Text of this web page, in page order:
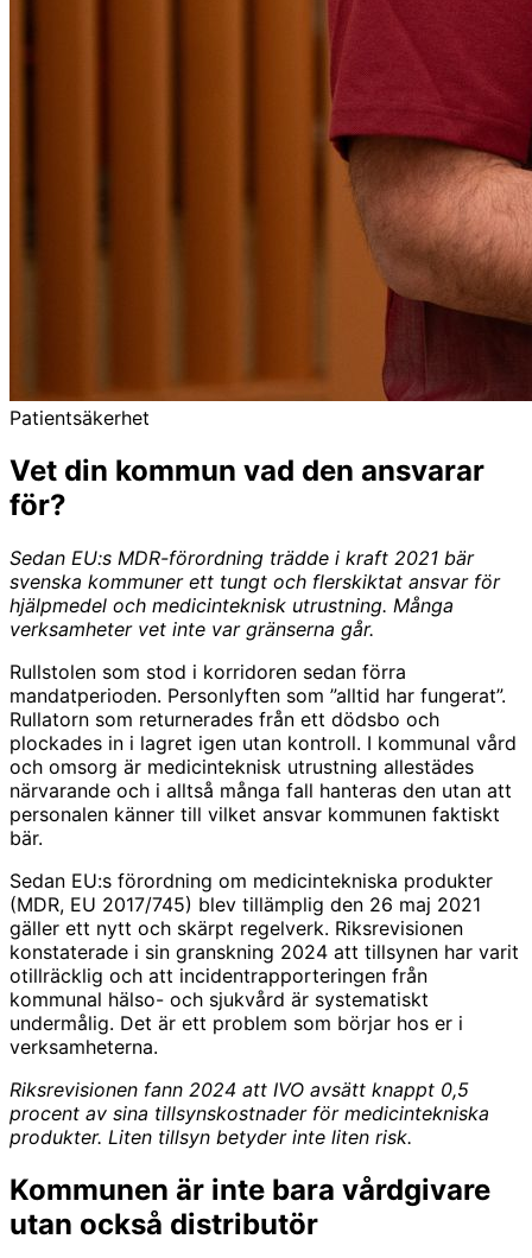
Patientsäkerhet
Vet din kommun vad den ansvarar
för?
Sedan EU:s MDR-förordning trädde i kraft 2021 bär
svenska kommuner ett tungt och flerskiktat ansvar för
hjälpmedel och medicinteknisk utrustning. Många
verksamheter vet inte var gränserna går.
Rullstolen som stod i korridoren sedan förra
mandatperioden. Personlyften som ”alltid har fungerat”.
Rullatorn som returnerades från ett dödsbo och
plockades in i lagret igen utan kontroll. I kommunal vård
och omsorg är medicinteknisk utrustning allestädes
närvarande och i alltså många fall hanteras den utan att
personalen känner till vilket ansvar kommunen faktiskt
bär.
Sedan EU:s förordning om medicintekniska produkter
(MDR, EU 2017/745) blev tillämplig den 26 maj 2021
gäller ett nytt och skärpt regelverk. Riksrevisionen
konstaterade i sin granskning 2024 att tillsynen har varit
otillräcklig och att incidentrapporteringen från
kommunal hälso- och sjukvård är systematiskt
undermålig. Det är ett problem som börjar hos er i
verksamheterna.
Riksrevisionen fann 2024 att IVO avsätt knappt 0,5
procent av sina tillsynskostnader för medicintekniska
produkter. Liten tillsyn betyder inte liten risk.
Kommunen är inte bara vårdgivare
utan också distributör